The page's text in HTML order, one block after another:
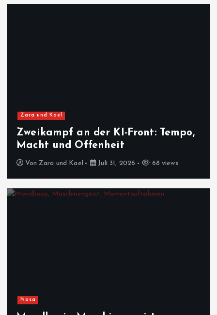
Zara und Kael
Zweikampf an der KI-Front: Tempo,
Macht und Offenheit
Von Zara und Kael Juli 31, 2026 68 views
Nasa